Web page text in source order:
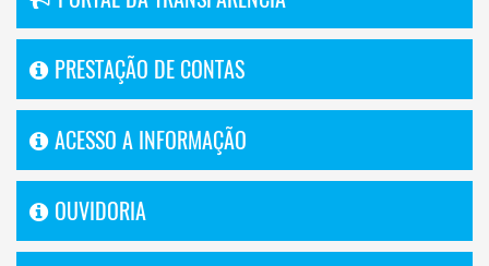
PRESTAÇÃO DE CONTAS
ACESSO A INFORMAÇÃO
OUVIDORIA